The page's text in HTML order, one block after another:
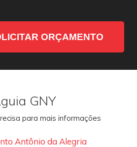
ORÇAMENTO
GNY
para mais informações
Antônio da Alegria